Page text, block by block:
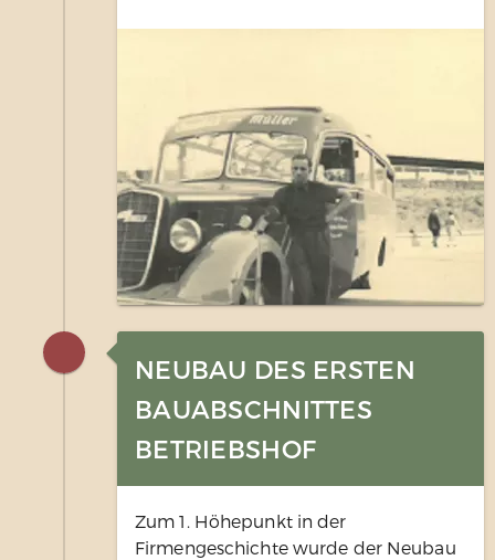
NEUBAU DES ERSTEN
BAUABSCHNITTES
BETRIEBSHOF
Zum 1. Höhepunkt in der
Firmengeschichte wurde der Neubau